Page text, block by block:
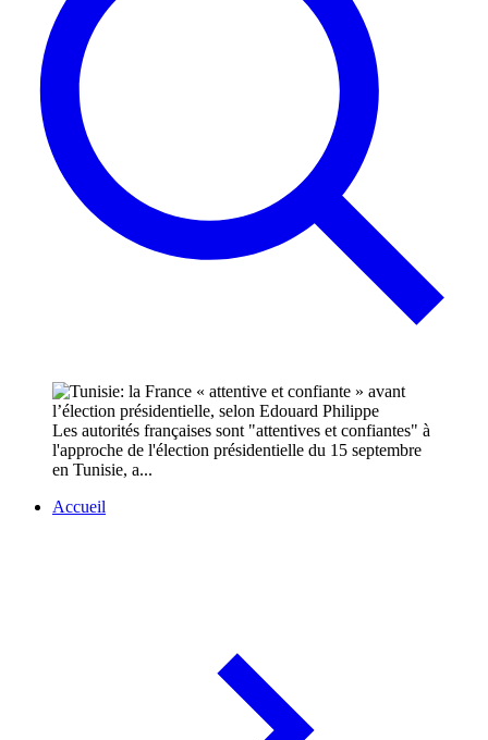
Les autorités françaises sont "attentives et confiantes" à
l'approche de l'élection présidentielle du 15 septembre
en Tunisie, a...
Accueil